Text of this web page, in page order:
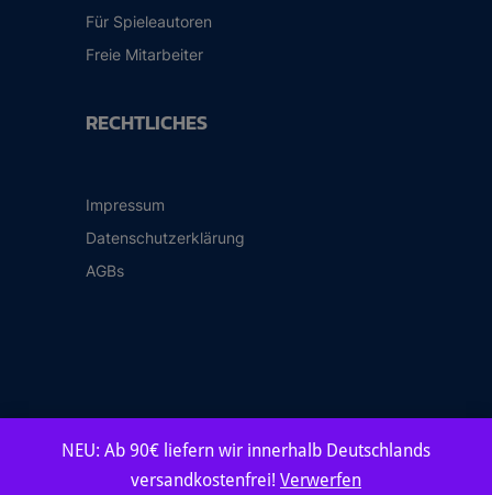
NEU: Ab 90€ liefern wir innerhalb Deutschlands
versandkostenfrei! Verwerfen
Für Spieleautoren
Freie Mitarbeiter
RECHTLICHES
Impressum
Datenschutzerklärung
AGBs